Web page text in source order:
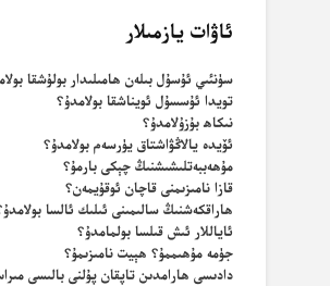
ئاۋات يازمىلار
سۈنئىي ئۇسۇل بىلەن ھامىلىدار بولۇشقا
تويدا ئۇسسۇل ئويناشقا بولامدۇ؟
نىكاھ بۇزۇلامدۇ؟
ئۆيدە يالاڭۋاشتاق يۈرسەم بولامدۇ؟
مۇھەببەتلىشىشنىڭ چېكى بارمۇ؟
قازا نامىزىمنى قاچان ئوقۇيمەن؟
ھاراقكەشنىڭ سالىمىنى ئىلىك ئالسا
ئاياللار ئىش قىلسا بولمامدۇ؟
جۈمە مۇھىممۇ؟ ھېيت نامىزىمۇ؟
دادىسى ھارامدىن تاپقان پۇلنى بالىسى